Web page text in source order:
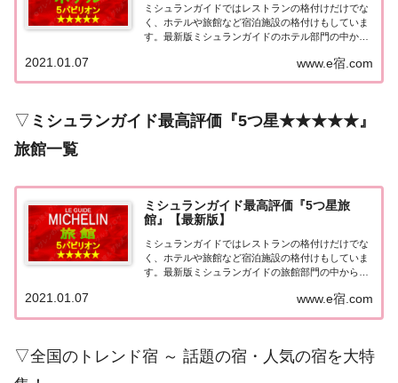
ミシュランガイドではレストランの格付けだけでな
く、ホテルや旅館など宿泊施設の格付けもしていま
す。最新版ミシュランガイドのホテル部門の中から
をまとめてみました♪ いずれのホテルも人気ランキ
ングなどで常に上位を賑わす有名ホテル。各ホテル
www.e宿.com
2021.01.07
▽ ミシュランガイド最高評価『5つ星★★★★★』
旅館一覧
ミシュランガイド最高評価『5つ星旅
館』【最新版】
ミシュランガイドではレストランの格付けだけでな
く、ホテルや旅館など宿泊施設の格付けもしていま
す。最新版ミシュランガイドの旅館部門の中から最
とめてみました♪ いずれも人気ランキングなどで常
www.e宿.com
2021.01.07
▽全国のトレンド宿 ～ 話題の宿・人気の宿を大特